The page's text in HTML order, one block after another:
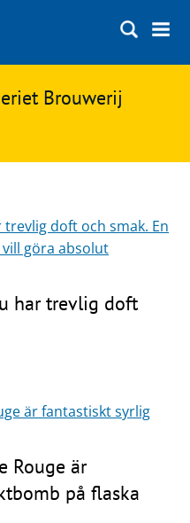
Brouwerij
har trevlig doft
Rouge är
på flaska